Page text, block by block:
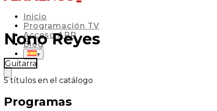
Inicio
Programación TV
Acceso APP
Blog
▾
Nono Reyes
Guitarra
5 títulos en el catálogo
Programas